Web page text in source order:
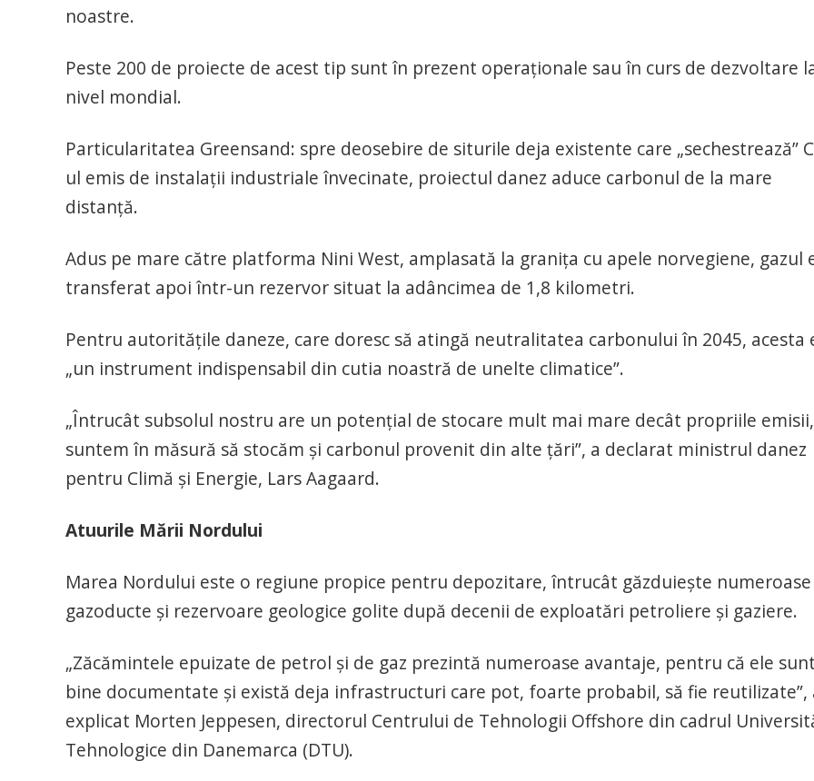
noastre.
Peste 200 de proiecte de acest tip sunt în prezent operaţionale sau în curs de dezvoltare
nivel mondial.
Particularitatea Greensand: spre deosebire de siturile deja existente care „sechestrează”
ul emis de instalaţii industriale învecinate, proiectul danez aduce carbonul de la mare
distanţă.
Adus pe mare către platforma Nini West, amplasată la graniţa cu apele norvegiene, gazul
transferat apoi într-un rezervor situat la adâncimea de 1,8 kilometri.
Pentru autorităţile daneze, care doresc să atingă neutralitatea carbonului în 2045, acesta
„un instrument indispensabil din cutia noastră de unelte climatice”.
„Întrucât subsolul nostru are un potenţial de stocare mult mai mare decât propriile emisii,
suntem în măsură să stocăm şi carbonul provenit din alte ţări”, a declarat ministrul danez
pentru Climă şi Energie, Lars Aagaard.
Atuurile Mării Nordului
Marea Nordului este o regiune propice pentru depozitare, întrucât găzduieşte numeroase
gazoducte şi rezervoare geologice golite după decenii de exploatări petroliere şi gaziere.
„Zăcămintele epuizate de petrol şi de gaz prezintă numeroase avantaje, pentru că ele sunt
bine documentate şi există deja infrastructuri care pot, foarte probabil, să fie reutilizate”,
explicat Morten Jeppesen, directorul Centrului de Tehnologii Offshore din cadrul
Tehnologice din Danemarca (DTU).